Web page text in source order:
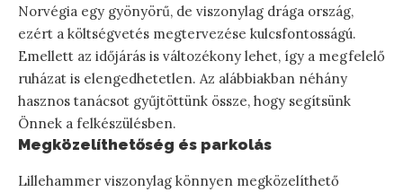
Norvégia egy gyönyörű, de viszonylag drága ország,
ezért a költségvetés megtervezése kulcsfontosságú.
Emellett az időjárás is változékony lehet, így a megfelelő
ruházat is elengedhetetlen. Az alábbiakban néhány
hasznos tanácsot gyűjtöttünk össze, hogy segítsünk
Önnek a felkészülésben.
Megközelíthetőség és parkolás
Lillehammer viszonylag könnyen megközelíthető